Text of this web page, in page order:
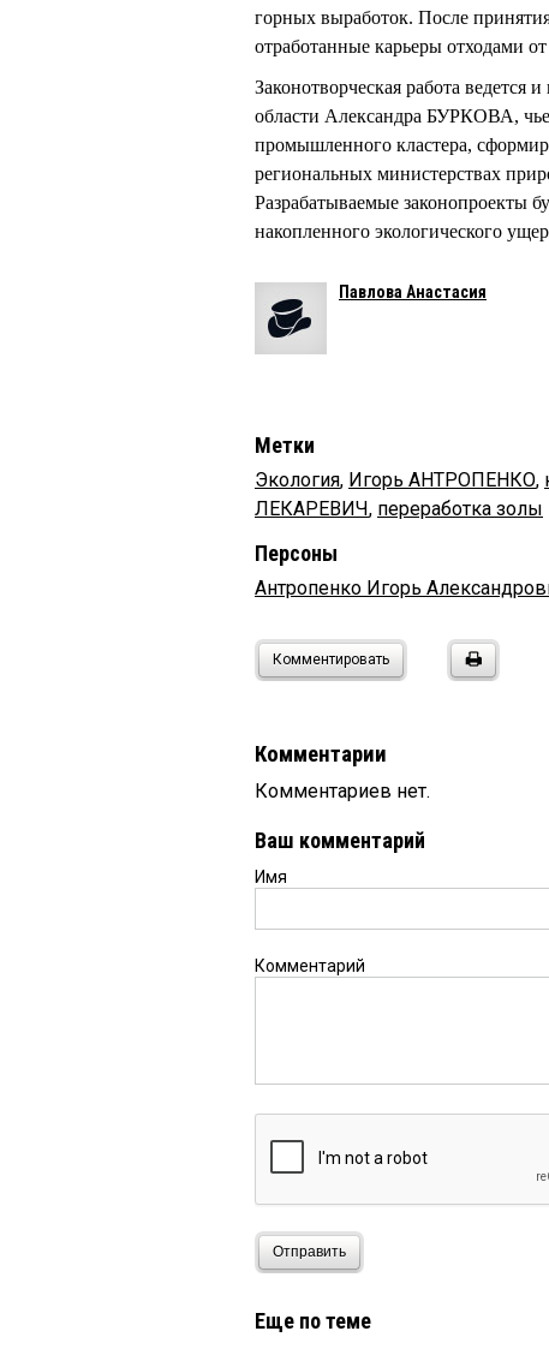
горных выработок. После
отработанные карьеры отходами
Законотворческая работа ведется
области Александра БУРКОВА,
промышленного кластера,
региональных министерствах
Разрабатываемые законопроекты
накопленного экологического
Павлова Анастасия
Метки
Экология, Игорь АНТРОПЕНКО,
ЛЕКАРЕВИЧ, переработка золы
Персоны
Антропенко Игорь
Комментировать
Комментарии
Комментариев нет.
Ваш комментарий
Имя
Комментарий
Отправить
Еще по теме